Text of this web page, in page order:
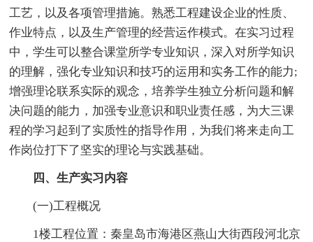
工艺，以及各项管理措施。熟悉工程建设企业的性质、
作业特点，以及生产管理的经营运作模式。在实习过程
中，学生可以整合课堂所学专业知识，深入对所学知识
的理解，强化专业知识和技巧的运用和实务工作的能力;
增强理论联系实际的观念，培养学生独立分析问题和解
决问题的能力，加强专业意识和职业责任感，为大三课
程的学习起到了实质性的指导作用，为我们将来走向工
作岗位打下了坚实的理论与实践基础。
四、生产实习内容
(一)工程概况
1楼工程位置：秦皇岛市海港区燕山大街西段河北京